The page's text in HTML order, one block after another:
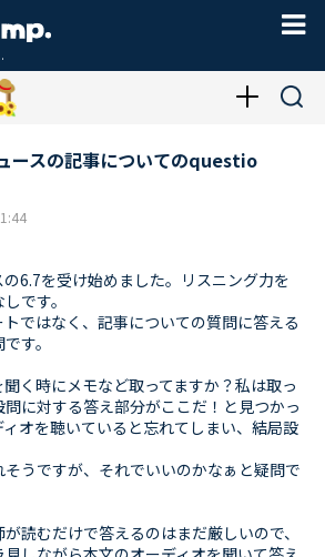
ースの記事についてのquestio
6.7を受け始めました。リスニング力を
です。
ではなく、記事についての質問に答える
す。
く時にメモなど取ってますか？私は取っ
に対する答え部分がここだ！と見つかっ
オを聴いていると忘れてしまい、結局設
そうですが、それでいいのかなぁと疑問で
読むだけで答えるのはまだ厳しいので、